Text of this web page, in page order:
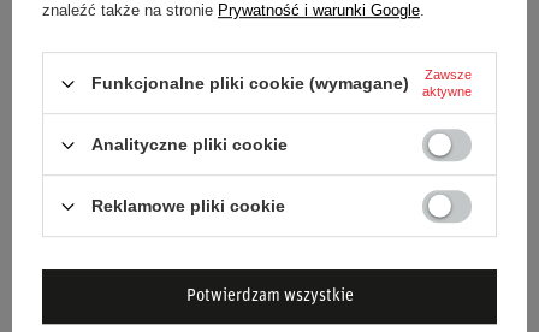
CZAPKA Z DASZKIEM WEC
TEAM TOYOTA GAZOO RACING
119,00 zł / szt.
CZAPKA Z DASZKIEM SIDE
LOGO TOYOTA GAZOO RACING
CZARNA
119,00 zł / szt.
znaleźć także na stronie Prywatność i warunki Google.
Funkcjonalne pliki cookie (wymagane)
Zawsze
aktywne
Analityczne pliki cookie
Reklamowe pliki cookie
Potwierdzam wszystkie